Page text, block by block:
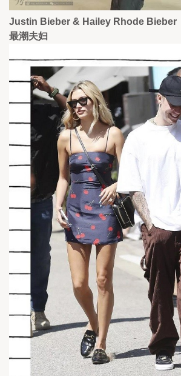
Justin Bieber & Hailey Rhode Bieber
最潮夫妇